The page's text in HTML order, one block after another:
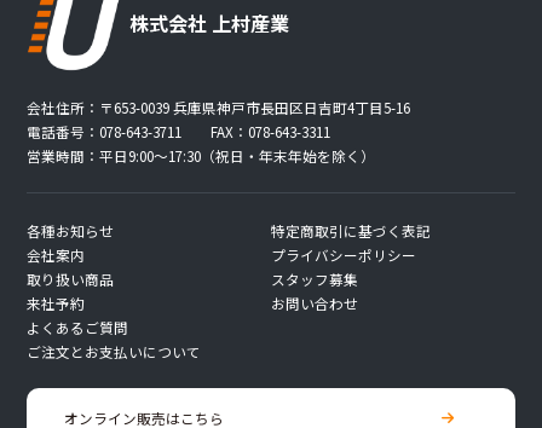
株式会社 上村産業
会社住所：〒653-0039 兵庫県神戸市長田区日吉町4丁目5-16
電話番号：078-643-3711 FAX：078-643-3311
営業時間：平日9:00〜17:30（祝日・年末年始を除く）
各種お知らせ
会社案内
取り扱い商品
来社予約
よくあるご質問
ご注文とお支払いについて
特定商取引に基づく表記
プライバシーポリシー
スタッフ募集
お問い合わせ
オンライン販売はこちら